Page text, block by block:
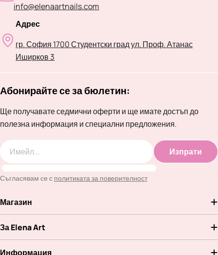
info@elenaartnails.com
Адрес
гр. София 1700 Студентски град ул. Проф. Атанас
Иширков 3
Абонирайте се за бюлетин:
Ще получавате седмични оферти и ще имате достъп до
полезна информация и специални предложения.
Изпрати
Съгласявам се с политиката за поверителност
Магазин
За Elena Art
Информация